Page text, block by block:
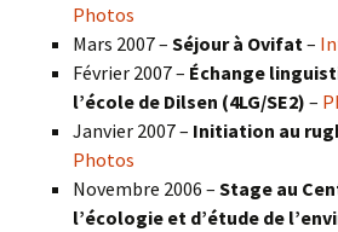
Photos
Mars 2007 – Séjour à Ovifat –
Février 2007 – Échange
l’école de Dilsen (4LG/SE2) –
Janvier 2007 – Initiation au
Photos
Novembre 2006 – Stage au
l’écologie et d’étude de